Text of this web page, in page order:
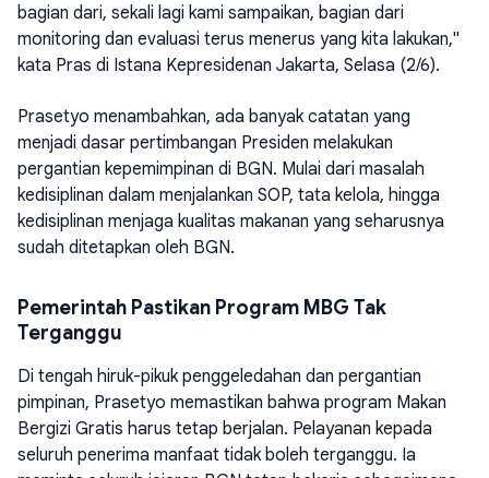
bagian dari, sekali lagi kami sampaikan, bagian dari
monitoring dan evaluasi terus menerus yang kita lakukan,"
kata Pras di Istana Kepresidenan Jakarta, Selasa (2/6).
Prasetyo menambahkan, ada banyak catatan yang
menjadi dasar pertimbangan Presiden melakukan
pergantian kepemimpinan di BGN. Mulai dari masalah
kedisiplinan dalam menjalankan SOP, tata kelola, hingga
kedisiplinan menjaga kualitas makanan yang seharusnya
sudah ditetapkan oleh BGN.
Pemerintah Pastikan Program MBG Tak
Terganggu
Di tengah hiruk-pikuk penggeledahan dan pergantian
pimpinan, Prasetyo memastikan bahwa program Makan
Bergizi Gratis harus tetap berjalan. Pelayanan kepada
seluruh penerima manfaat tidak boleh terganggu. Ia